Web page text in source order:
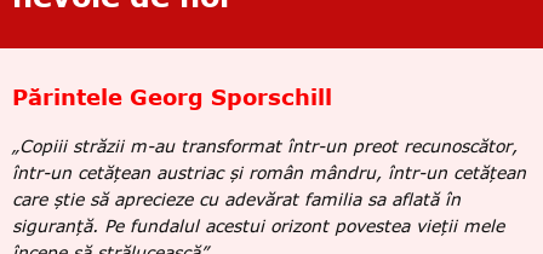
Părintele Georg Sporschill
„Copiii străzii m-au transformat într-un preot recunoscător,
într-un cetățean austriac și român mândru, într-un cetățean
care știe să aprecieze cu adevărat familia sa aflată în
siguranță. Pe fundalul acestui orizont povestea vieții mele